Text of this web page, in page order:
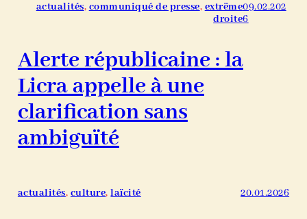
actualités, communiqué de presse, extrëme
droite
09.02.202
6
Alerte républicaine : la
Licra appelle à une
clarification sans
ambiguïté
actualités, culture, laïcité 20.01.2026